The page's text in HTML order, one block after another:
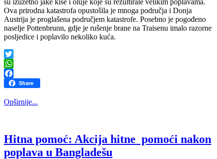
Ova prirodna katastrofa opustošila je mnoga područja i Donja
Austrija je proglašena područjem katastrofe. Posebno je pogođeno
naselje Pottenbrunn, gdje je rušenje brane na Traisenu imalo razorne
posljedice i poplavilo nekoliko kuća.
Twitter
WhatsApp
Facebook
Share
Opširnije...
Hitna pomoć: Akcija hitne pomoći nakon
poplava u Bangladešu